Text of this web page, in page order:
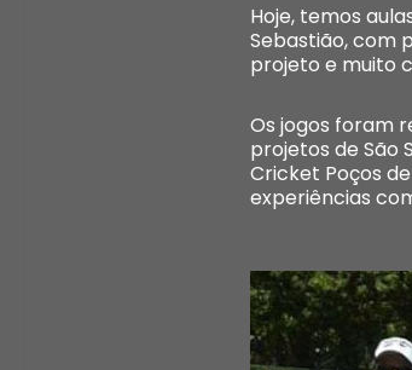
Hoje, temos
Sebastião, com
projeto e muito
Os jogos foram
projetos de São
Cricket Poços
experiências